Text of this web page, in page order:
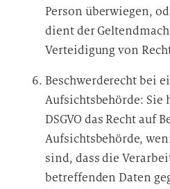
Person überwiegen,
dient der
Verteidigung von
Beschwerderecht bei
Aufsichtsbehörde: Sie
DSGVO das Recht auf
Aufsichtsbehörde,
sind, dass die
betreffenden Daten